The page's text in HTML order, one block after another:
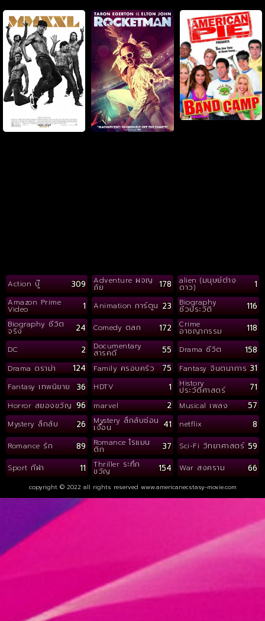
Action บู๊ 309 Adventure ผจญ
ภัย 178 alien (มนุษย์ต่าง
ดาว) 1
Amazon Prime
Video 1 Animation การ์ตูน 23 Biography
ชีวประวัติ 116
Biography ชีวิต
จริง 24 Comedy ตลก 172 Crime
อาชญากรรม 118
DC 2 Documentary
สารคดี 55 Drama ชีวิต 158
Drama ดราม่า 124 Family ครอบครัว 75 Fantasy จินตนาการ 31
Fantasy เทพนิยาย 36 HDTV 1 History
ประวัติศาสตร์ 71
Horror สยองขวัญ 96 marvel 2 Musical เพลง 57
Mystery ลึกลับ 26 Mystery ลึกลับซ่อน
เงื่อน 41 netflix 8
Romance รัก 89 Romance โรแมน
ติก 37 Sci-Fi วิทยาศาสตร์ 59
Sport กีฬา 11 Thriller ระทึก
ขวัญ 154 War สงคราม 66
copyright © 2022 all rights reserved www.americanecstasy-movie.com